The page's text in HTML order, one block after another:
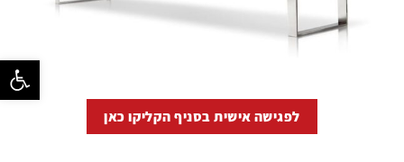
פתח
לפגישה אישית בסניף הקליקו כאן